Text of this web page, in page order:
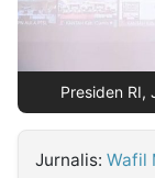
Follow
Kabarbaru
Presiden
Jurnalis: Wafil